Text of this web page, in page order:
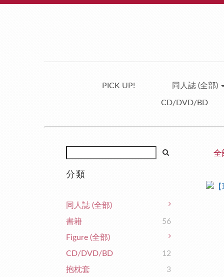
PICK UP! 同人誌 (全部)
CD/DVD/BD
分類
同人誌 (全部)
書籍
56
Figure (全部)
CD/DVD/BD
12
抱枕套
3
全